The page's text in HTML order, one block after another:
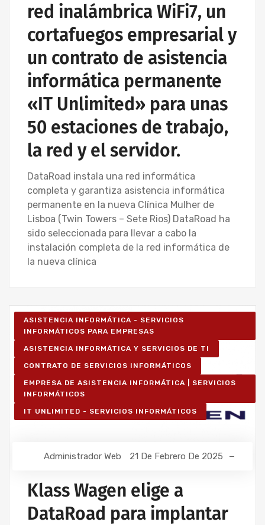
red inalámbrica WiFi7, un
cortafuegos empresarial y
un contrato de asistencia
informática permanente
«IT Unlimited» para unas
50 estaciones de trabajo,
la red y el servidor.
DataRoad instala una red informática
completa y garantiza asistencia informática
permanente en la nueva Clínica Mulher de
Lisboa (Twin Towers – Sete Rios) DataRoad ha
sido seleccionada para llevar a cabo la
instalación completa de la red informática de
la nueva clínica
ASISTENCIA INFORMÁTICA - SERVICIOS
INFORMÁTICOS PARA EMPRESAS
ASISTENCIA INFORMÁTICA Y SERVICIOS DE TI
CONTRATO DE SERVICIOS INFORMÁTICOS
EMPRESA DE ASISTENCIA INFORMÁTICA | SERVICIOS
INFORMÁTICOS
IT UNLIMITED - SERVICIOS INFORMÁTICOS
Administrador Web 21 De Febrero De 2025
Klass Wagen elige a
DataRoad para implantar